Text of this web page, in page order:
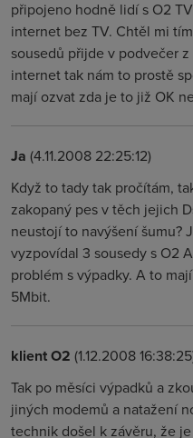
připojeno hodně lidí s O2
internet bez TV. Chtěl mi
sousedů přijde v podvečer
internet tak nám to prostě
mají ozvat zda je to již OK
Ja (4.11.2008 22:25:12)
Když to tady tak pročítám,
zakopaný pes v těch jejich
neustojí to navýšení šumu?
vyzpovídal 3 sousedy s O2
problém s výpadky. A to
5Mbit.
klient O2 (1.12.2008
Tak po měsíci výpadků a
jiných modemů a natažení
technik došel k závěru, že